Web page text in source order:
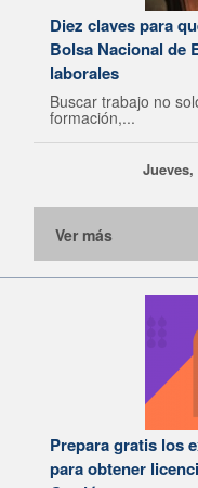
Diez claves para
Bolsa Nacional de
laborales
Buscar trabajo no
formación,...
Jueves,
Ver más
Prepara gratis los
para obtener